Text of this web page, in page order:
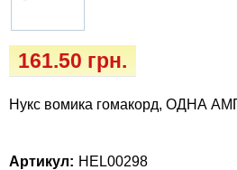
161.50 грн.
Нукс вомика гомакорд, ОДНА
Артикул: HEL00298
Ласощі та корма
килимки
Миски, автогодівниці, поілки